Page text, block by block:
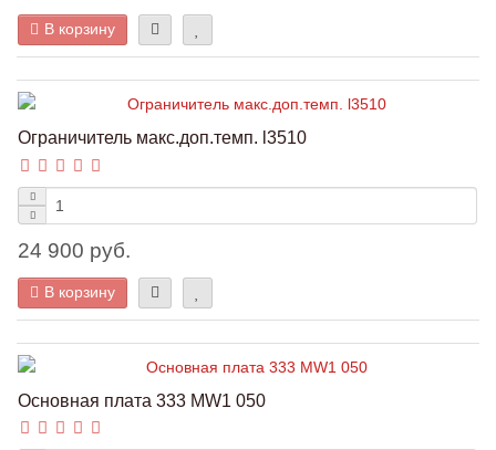
В корзину
Ограничитель макс.доп.темп. l3510
24 900 руб.
В корзину
Основная плата 333 MW1 050